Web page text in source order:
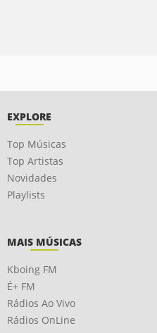
EXPLORE
Top Músicas
Top Artistas
Novidades
Playlists
MAIS MÚSICAS
Kboing FM
É+ FM
Rádios Ao Vivo
Rádios OnLine